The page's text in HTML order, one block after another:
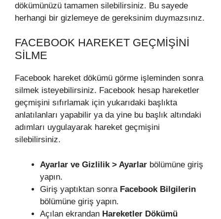
dökümünüzü tamamen silebilirsiniz. Bu sayede
herhangi bir gizlemeye de gereksinim duymazsınız.
FACEBOOK HAREKET GEÇMIŞINI
SILME
Facebook hareket dökümü görme işleminden sonra
silmek isteyebilirsiniz. Facebook hesap hareketler
geçmişini sıfırlamak için yukarıdaki başlıkta
anlatılanları yapabilir ya da yine bu başlık altındaki
adımları uygulayarak hareket geçmişini
silebilirsiniz.
Ayarlar ve Gizlilik > Ayarlar bölümüne giriş
yapın.
Giriş yaptıktan sonra Facebook Bilgilerin
bölümüne giriş yapın.
Açılan ekrandan Hareketler Dökümü